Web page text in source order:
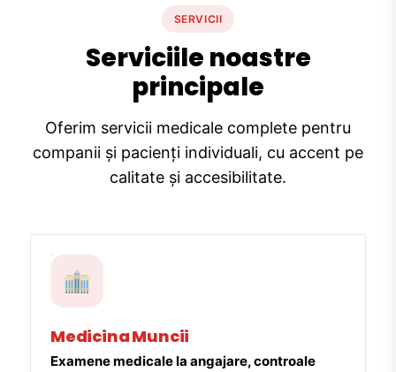
SERVICII
Serviciile noastre
principale
Oferim servicii medicale complete pentru
companii și pacienți individuali, cu accent pe
calitate și accesibilitate.
Medicina Muncii
Examene medicale la angajare, controale